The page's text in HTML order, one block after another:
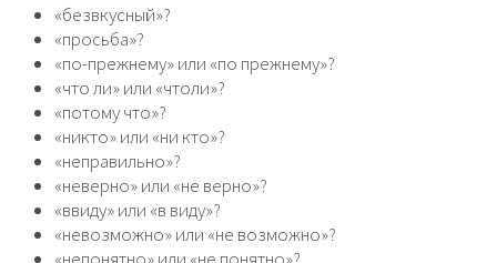
«безвкусный»?
«просьба»?
«по-прежнему» или «по прежнему»?
«что ли» или «чтоли»?
«потому что»?
«никто» или «ни кто»?
«неправильно»?
«неверно» или «не верно»?
«ввиду» или «в виду»?
«невозможно» или «не возможно»?